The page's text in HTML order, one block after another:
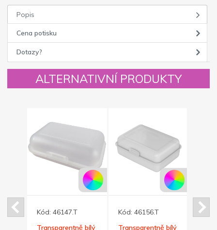
Popis
Cena potisku
Dotazy?
ALTERNATIVNÍ PRODUKTY
Kód: 46147.T
Transparentně bílý
Kód: 46156.T
Transparentně bílý
Kód: